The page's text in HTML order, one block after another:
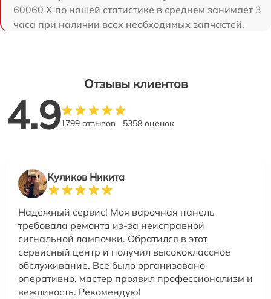
60060 X по нашей статистике в среднем занимает 3
часа при наличии всех необходимых запчастей.
Отзывы клиентов
4.91799 отзывов 5358 оценок
Куликов Никита
Надежный сервис! Моя варочная панель
требовала ремонта из-за неисправной
сигнальной лампочки. Обратился в этот
сервисный центр и получил высококлассное
обслуживание. Все было организовано
оперативно, мастер проявил профессионализм и
вежливость. Рекомендую!